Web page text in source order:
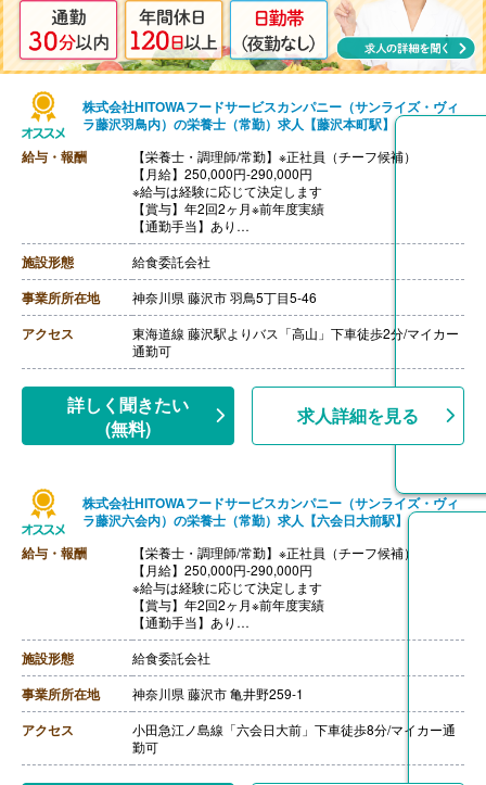
株式会社HITOWAフードサービスカンパニー（サンライズ・ヴィ
ラ藤沢羽鳥内）の栄養士（常勤）求人【藤沢本町駅】
給与・報酬
【栄養士・調理師/常勤】※正社員（チーフ候補）
【月給】250,000円-290,000円
※給与は経験に応じて決定します
【賞与】年2回2ヶ月※前年度実績
【通勤手当】あり
※公共交通機関:上限30,000円/月
※マイカー通勤:片道2km以上（ガソリン代は規定内支
給）
【昇給】あり（年1回）
【退職金】あり（会社規定による）
施設形態 給食委託会社
事業所所在地 神奈川県 藤沢市 羽鳥5丁目5-46
アクセス
東海道線 藤沢駅よりバス「高山」下車徒歩2分/マイカー
通勤可
詳しく聞きたい
(無料)
求人詳細を見る
株式会社HITOWAフードサービスカンパニー（サンライズ・ヴィ
ラ藤沢六会内）の栄養士（常勤）求人【六会日大前駅】
給与・報酬
【栄養士・調理師/常勤】※正社員（チーフ候補）
【月給】250,000円-290,000円
※給与は経験に応じて決定します
【賞与】年2回2ヶ月※前年度実績
【通勤手当】あり
※公共交通機関:上限30,000円/月
※マイカー通勤:片道2km以上（ガソリン代は規定内支
給）
【昇給】あり（年1回）
【退職金】あり（会社規定による）
施設形態 給食委託会社
事業所所在地 神奈川県 藤沢市 亀井野259-1
アクセス
小田急江ノ島線「六会日大前」下車徒歩8分/マイカー通
勤可